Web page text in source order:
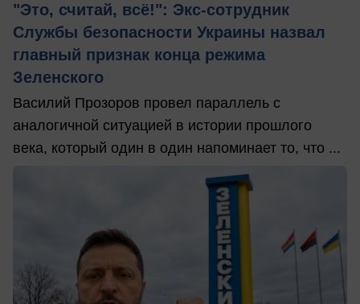
"Это, считай, всё!": Экс-сотрудник
Службы безопасности Украины назвал
главный признак конца режима
Зеленского
Василий Прозоров провел параллель с
аналогичной ситуацией в истории прошлого
века, который один в один напоминает то, что ...